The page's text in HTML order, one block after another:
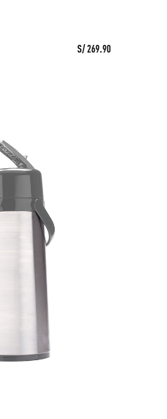
S/ 269.90